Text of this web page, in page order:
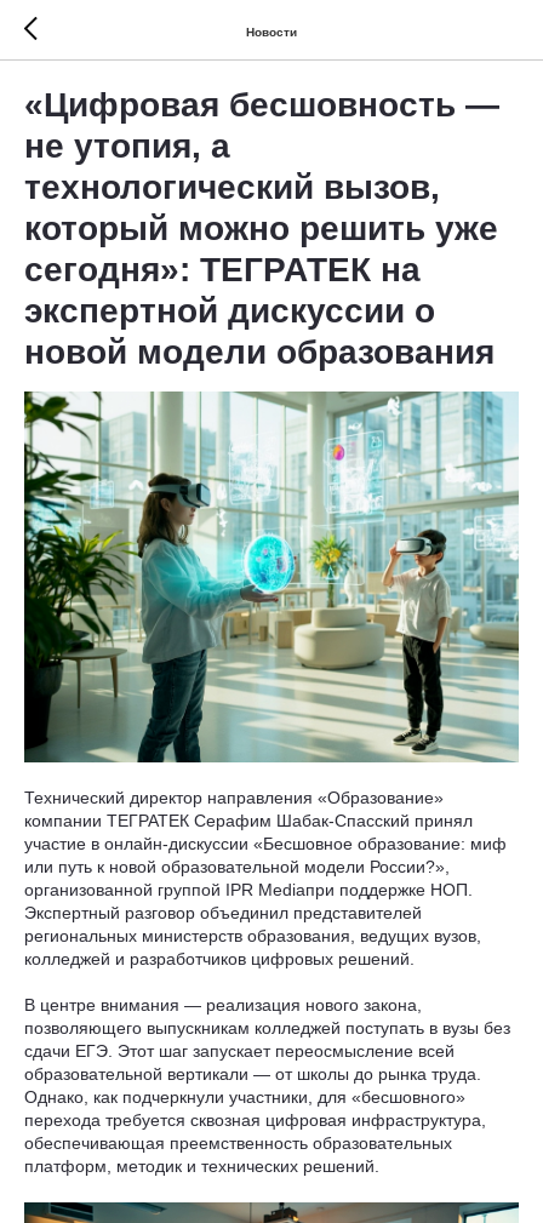
Новости
«Цифровая бесшовность —
не утопия, а
технологический вызов,
который можно решить уже
сегодня»: ТЕГРАТЕК на
экспертной дискуссии о
новой модели образования
Технический директор направления «Образование»
компании ТЕГРАТЕК Серафим Шабак-Спасский принял
участие в онлайн-дискуссии «Бесшовное образование: миф
или путь к новой образовательной модели России?»,
организованной группой IPR Mediaпри поддержке НОП.
Экспертный разговор объединил представителей
региональных министерств образования, ведущих вузов,
колледжей и разработчиков цифровых решений.
В центре внимания — реализация нового закона,
позволяющего выпускникам колледжей поступать в вузы без
сдачи ЕГЭ. Этот шаг запускает переосмысление всей
образовательной вертикали — от школы до рынка труда.
Однако, как подчеркнули участники, для «бесшовного»
перехода требуется сквозная цифровая инфраструктура,
обеспечивающая преемственность образовательных
платформ, методик и технических решений.